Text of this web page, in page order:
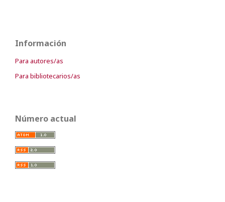
Información
Para autores/as
Para bibliotecarios/as
Número actual